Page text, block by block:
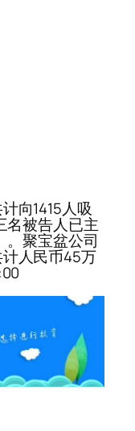
向1415人吸
名被告人已主
。聚宝盆公司
人民币45万